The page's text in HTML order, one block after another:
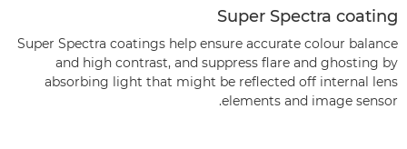
Super Spectra coating
Super Spectra coatings help ensure accurate colour balance
and high contrast, and suppress flare and ghosting by
absorbing light that might be reflected off internal lens
elements and image sensor.